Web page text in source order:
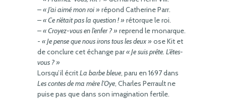
–« J’ai aimé mon roi » répond Catherine Parr.
–« Ce n’était pas la question ! » rétorque le roi.
–« Croyez-vous en l’enfer ? » reprend le monarque.
- « Je pense que nous irons tous les deux » ose Kit et
de conclure cet échange par« Je suis prête. L’êtes-
vous ? »
Lorsqu’il écritLa barbe bleue, paru en 1697 dans
Les contes de ma mère l’Oye, Charles Perrault ne
puise pas que dans son imagination fertile.